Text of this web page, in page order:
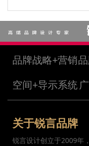
品牌战略+营销
空间+导示系统
关于锐言品牌
锐言设计创立于2009年